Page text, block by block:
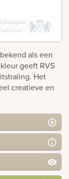
als een
geeft RVS
Het
creatieve en